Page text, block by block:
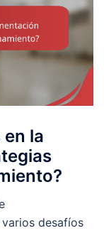
la
desafíos